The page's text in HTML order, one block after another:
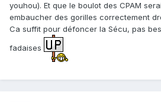
youhou). Et que le boulot des CPAM
embaucher des gorilles correctement
Ca suffit pour défoncer la Sécu, pas
fadaises